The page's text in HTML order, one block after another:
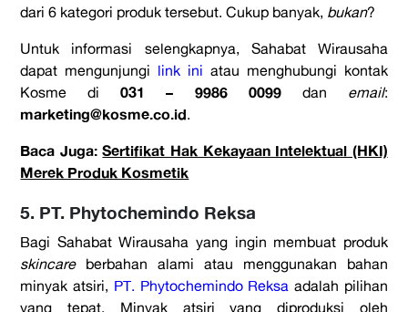
dari 6 kategori produk tersebut. Cukup banyak, bukan?
Untuk informasi selengkapnya, Sahabat Wirausaha
dapat mengunjungi link ini atau menghubungi kontak
Kosme di031 – 9986 0099dan email:
marketing@kosme.co.id.
Baca Juga:Sertifikat Hak Kekayaan Intelektual (HKI)
Merek Produk Kosmetik
5. PT. Phytochemindo Reksa
Bagi Sahabat Wirausaha yang ingin membuat produk
skincareberbahan alami atau menggunakan bahan
minyak atsiri, PT. Phytochemindo Reksa adalah pilihan
yang tepat. Minyak atsiri yang diproduksi oleh